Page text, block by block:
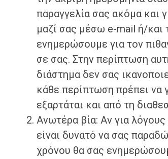
παραγγελία σας ακόμα και
μαζί σας μέσω e-mail ή/και
ενημερώσουμε για τον
σε σας. Στην περίπτωση
διάστημα δεν σας
κάθε περίπτωση πρέπει να
εξαρτάται και από τη
Ανωτέρα βία: Αν για
είναι δυνατό να σας
χρόνου θα σας